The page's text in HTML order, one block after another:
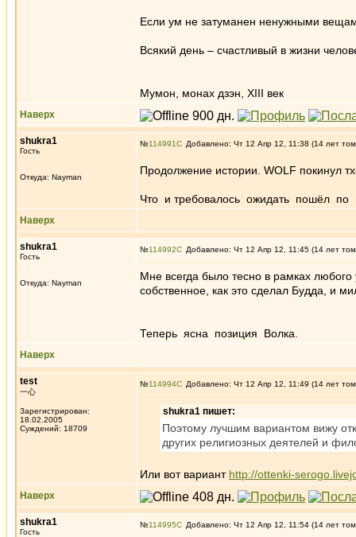
Если ум не затуманен ненужными
Всякий день – счастливый в жизни
Мумон, монах дзэн, ХIII век
Наверх
shukra1
Гость
Откуда: Nayman
№114991 Добавлено: Чт 12 Апр 12, 11:38 (14 лет
Продолжение истории. WOLF покинул
Что и требовалось ожидать пошёл по
Наверх
shukra1
Гость
Откуда: Nayman
№114992 Добавлено: Чт 12 Апр 12, 11:45 (14 лет
Мне всегда было тесно в рамках
собственное, как это сделал Будда, и
Теперь ясна позиция Волка.
Наверх
test
一心
Зарегистрирован:
18.02.2005
Суждений: 18709
№114994 Добавлено: Чт 12 Апр 12, 11:49 (14 лет
shukra1 пишет:
Поэтому лучшим вариантом вижу
других религиозных деятелей и
Или вот вариант http://ottenki-
Наверх
shukra1
Гость
№114995 Добавлено: Чт 12 Апр 12, 11:54 (14 лет